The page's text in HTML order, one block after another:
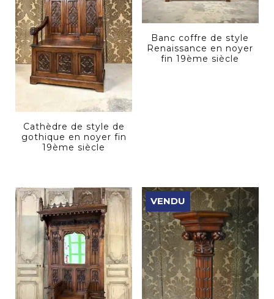
Cathèdre de style de
gothique en noyer fin
19ème siècle
Banc coffre de style
Renaissance en noyer
fin 19ème siècle
VENDU